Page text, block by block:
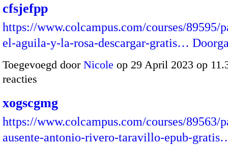
cfsjefpp
https://www.colcampus.com/courses/89595/
el-aguila-y-la-rosa-descargar-gratis…
Toegevoegd door Nicole op 29 April 2023 op
reacties
xogscgmg
https://www.colcampus.com/courses/89563/
ausente-antonio-rivero-taravillo-epub-